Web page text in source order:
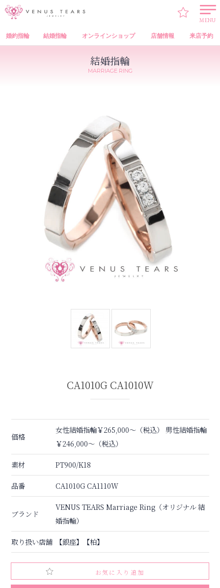
MENU
婚約指輪 結婚指輪 オンラインショップ 店舗情報 来店予約
VENUS TEARS > CA1010G CA1010W
結婚指輪
MARRIAGE RING
CA1010G CA1010W
価格
女性結婚指輪￥265,000〜（税込） 男性結婚指輪
￥246,000〜（税込）
素材 PT900/K18
品番 CA1010G CA1110W
ブランド
VENUS TEARS Marriage Ring（オリジナル 結
婚指輪）
取り扱い店舗 【銀座】【柏】
お気に入り追加